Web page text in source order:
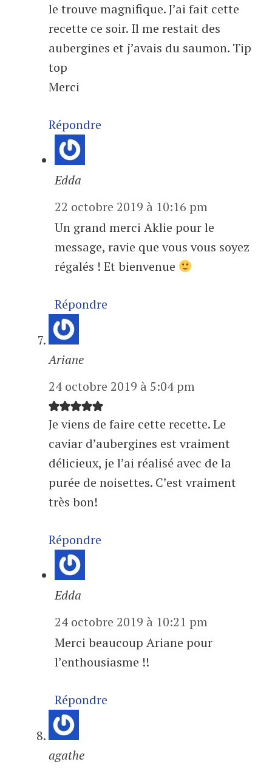
le trouve magnifique. J’ai fait cette
recette ce soir. Il me restait des
aubergines et j’avais du saumon. Tip
top
Merci
Répondre
Edda
22 octobre 2019 à 10:16 pm
Un grand merci Aklie pour le
message, ravie que vous vous soyez
régalés ! Et bienvenue
Répondre
Ariane
24 octobre 2019 à 5:04 pm
Je viens de faire cette recette. Le
caviar d’aubergines est vraiment
délicieux, je l’ai réalisé avec de la
purée de noisettes. C’est vraiment
très bon!
Répondre
Edda
24 octobre 2019 à 10:21 pm
Merci beaucoup Ariane pour
l’enthousiasme !!
Répondre
agathe